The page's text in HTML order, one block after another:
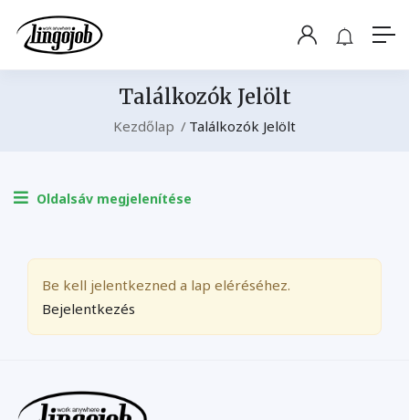
Találkozók Jelölt
Kezdőlap Találkozók Jelölt
Oldalsáv megjelenítése
Be kell jelentkezned a lap eléréséhez.
Bejelentkezés